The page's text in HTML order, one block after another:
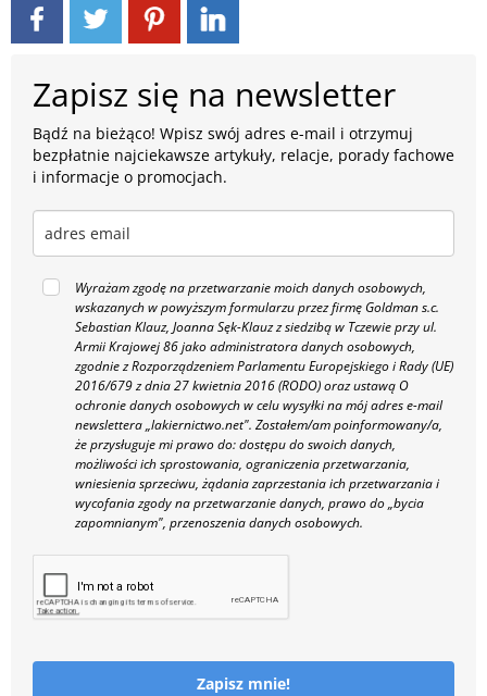
Zapisz się na newsletter
Bądź na bieżąco! Wpisz swój adres e-mail i otrzymuj
bezpłatnie najciekawsze artykuły, relacje, porady fachowe
i informacje o promocjach.
Wyrażam zgodę na przetwarzanie moich danych osobowych,
wskazanych w powyższym formularzu przez firmę Goldman s.c.
Sebastian Klauz, Joanna Sęk-Klauz z siedzibą w Tczewie przy ul.
Armii Krajowej 86 jako administratora danych osobowych,
zgodnie z Rozporządzeniem Parlamentu Europejskiego i Rady (UE)
2016/679 z dnia 27 kwietnia 2016 (RODO) oraz ustawą O
ochronie danych osobowych w celu wysyłki na mój adres e-mail
newslettera „lakiernictwo.net". Zostałem/am poinformowany/a,
że przysługuje mi prawo do: dostępu do swoich danych,
możliwości ich sprostowania, ograniczenia przetwarzania,
wniesienia sprzeciwu, żądania zaprzestania ich przetwarzania i
wycofania zgody na przetwarzanie danych, prawo do „bycia
zapomnianym", przenoszenia danych osobowych.
Zapisz mnie!